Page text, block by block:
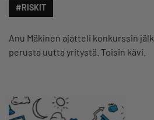
#RISKIT
Anu Mäkinen ajatteli konkurssin
perusta uutta yritystä. Toisin kävi.